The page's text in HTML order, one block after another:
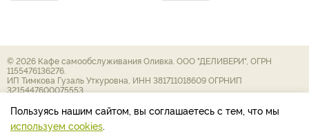
© 2026 Кафе самообслуживания Оливка. ООО "ДЕЛИВЕРИ", ОГРН
1155476136276.
ИП Тимкова Гузаль Уткуровна, ИНН 381711018609 ОГРНИП
3215447600075553.
Политика конфиденциальности ИП Тимкова Г.У.
Файлы cookie
Пользуясь нашим сайтом, вы соглашаетесь с тем, что мы
используем cookies.